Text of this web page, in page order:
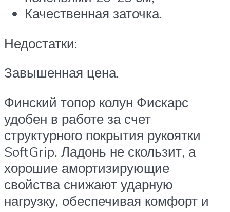
Качественная заточка.
Недостатки:
Завышенная цена.
Финский топор колун Фискарс
удобен в работе за счет
структурного покрытия рукоятки
SoftGrip. Ладонь не скользит, а
хорошие амортизирующие
свойства снижают ударную
нагрузку, обеспечивая комфорт и